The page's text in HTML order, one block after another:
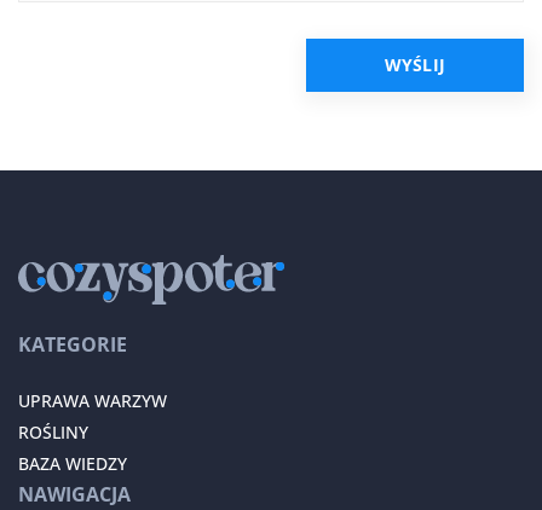
KATEGORIE
UPRAWA WARZYW
ROŚLINY
BAZA WIEDZY
NAWIGACJA